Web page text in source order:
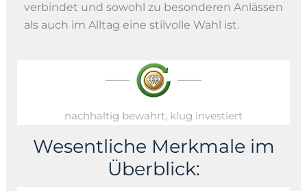
verbindet und sowohl zu besonderen Anlässen
als auch im Alltag eine stilvolle Wahl ist.
nachhaltig bewahrt, klug investiert
Wesentliche Merkmale im
Überblick: